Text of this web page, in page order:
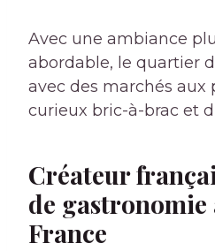
Avec une ambiance
abordable, le quartier
avec des marchés aux
curieux bric-à-brac et
Créateur
de gastronomie
France